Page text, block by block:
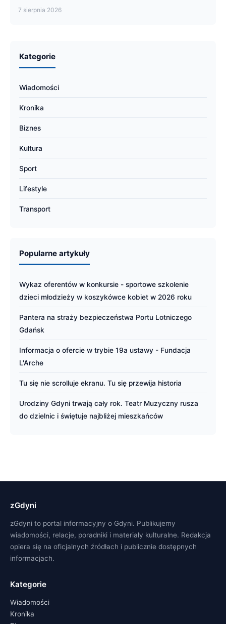
7 sierpnia 2026
Kategorie
Wiadomości
Kronika
Biznes
Kultura
Sport
Lifestyle
Transport
Popularne artykuły
Wykaz oferentów w konkursie - sportowe szkolenie
dzieci młodzieży w koszykówce kobiet w 2026 roku
Pantera na straży bezpieczeństwa Portu Lotniczego
Gdańsk
Informacja o ofercie w trybie 19a ustawy - Fundacja
L'Arche
Tu się nie scrolluje ekranu. Tu się przewija historia
Urodziny Gdyni trwają cały rok. Teatr Muzyczny rusza
do dzielnic i świętuje najbliżej mieszkańców
zGdyni
zGdyni to portal informacyjny o Gdyni. Publikujemy
wiadomości, relacje, poradniki i materiały kulturalne. Redakcja
opiera się na oficjalnych źródłach i publicznie dostępnych
informacjach.
Kategorie
Wiadomości
Kronika